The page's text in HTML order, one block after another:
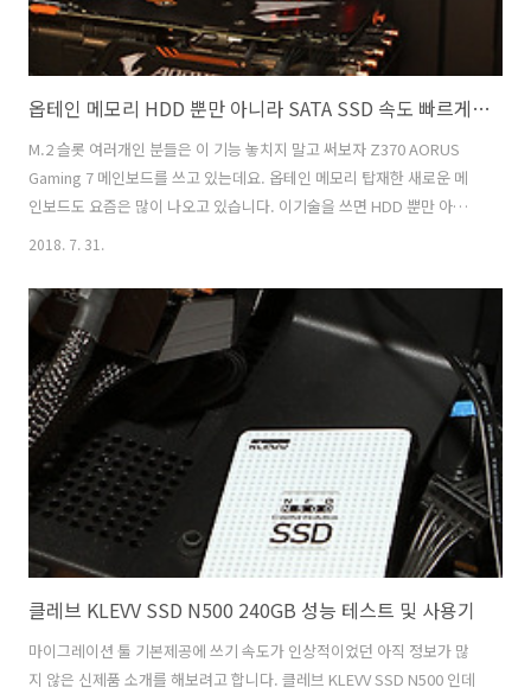
옵테인 메모리 HDD 뿐만 아니라 SATA SSD 속도 빠르게 한다
M.2 슬롯 여러개인 분들은 이 기능 놓치지 말고 써보자 Z370 AORUS
Gaming 7 메인보드를 쓰고 있는데요. 옵테인 메모리 탑재한 새로운 메
인보드도 요즘은 많이 나오고 있습니다. 이기술을 쓰면 HDD 뿐만 아니
라 SATA SSD 속도 또한 빠르게 할 수 있습니다. 옵테인 메모리는 애초에
의 속도를 훨씬 더 부드럽고 빠르게 올릴 수 있습니다. 방법도 크게 어렵
진 않은데요. 요즘은 대부분 SSD가 가격이 저렴해져서 대용량 SSD도
쓰는 사람들을 쉽게 찾아볼 수 있습니다. 그런데 여기에 이 기술을 쓰면
대용량의 저장장치에 더 빠른 속도를 더할 수 있습니다. 제가 사용하는
컴퓨터 인데요. i7-8700K, Z370 AORUS Gamin..
2018. 7. 31.
클레브 KLEVV SSD N500 240GB 성능 테스트 및 사용기
마이그레이션 툴 기본제공에 쓰기 속도가 인상적이었던 아직 정보가 많
지 않은 신제품 소개를 해보려고 합니다. 클레브 KLEVV SSD N500 인데